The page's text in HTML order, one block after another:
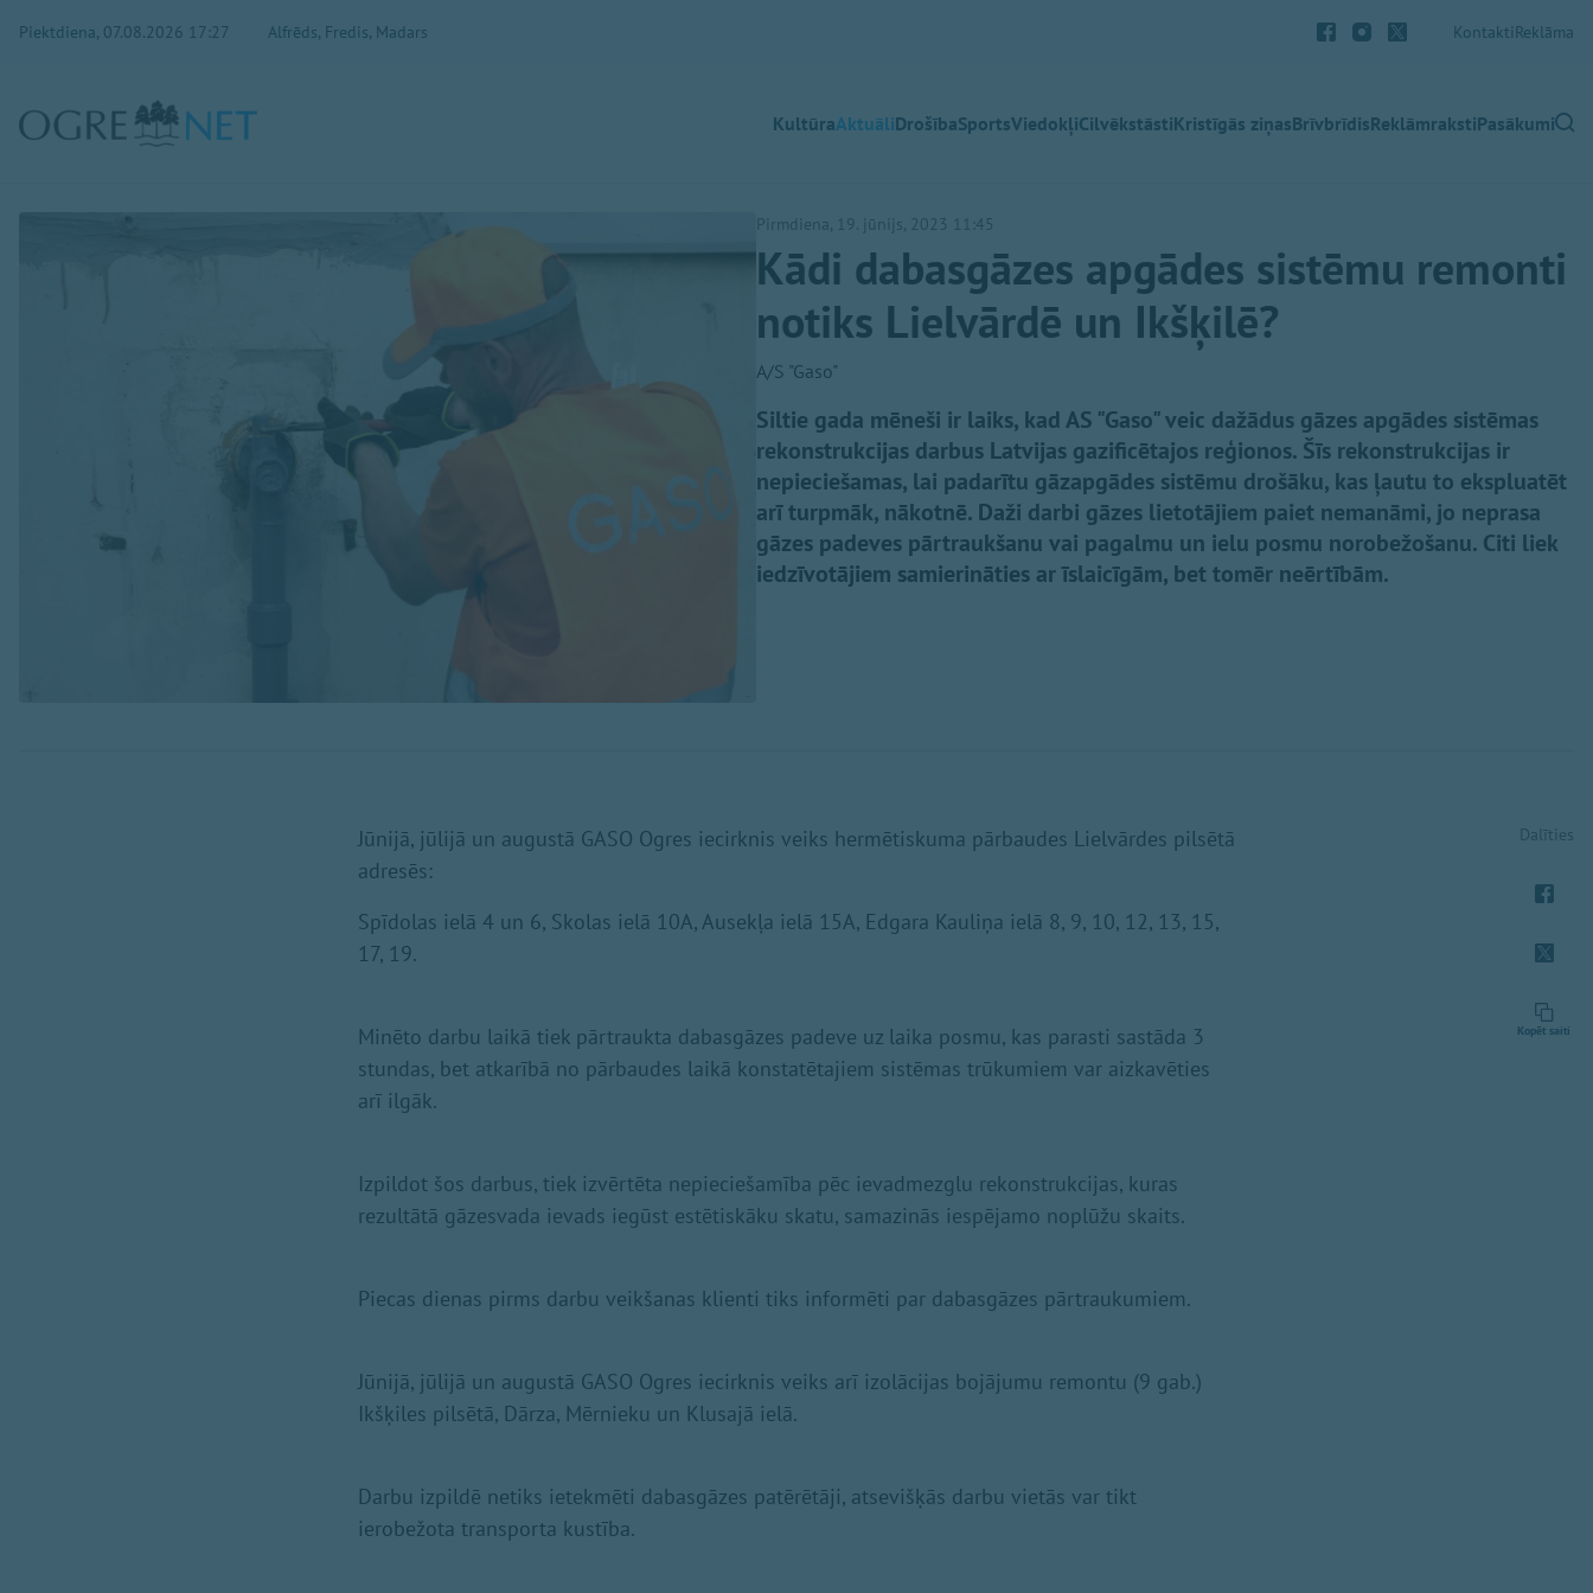
Piektdiena, 07.08.2026 17:27 Alfrēds, Fredis, Madars KontaktiReklāma
KultūraAktuāliDrošībaSportsViedokļiCilvēkstāstiKristīgās ziņasBrīvbrīdisReklāmrakstiPasākumi
Pirmdiena, 19. jūnijs, 2023 11:45
Kādi dabasgāzes apgādes sistēmu remonti
notiks Lielvārdē un Ikšķilē?
A/S "Gaso"
Siltie gada mēneši ir laiks, kad AS "Gaso" veic dažādus gāzes apgādes sistēmas
rekonstrukcijas darbus Latvijas gazificētajos reģionos. Šīs rekonstrukcijas ir
nepieciešamas, lai padarītu gāzapgādes sistēmu drošāku, kas ļautu to ekspluatēt
arī turpmāk, nākotnē. Daži darbi gāzes lietotājiem paiet nemanāmi, jo neprasa
gāzes padeves pārtraukšanu vai pagalmu un ielu posmu norobežošanu. Citi liek
iedzīvotājiem samierināties ar īslaicīgām, bet tomēr neērtībām.
Jūnijā, jūlijā un augustā GASO Ogres iecirknis veiks hermētiskuma pārbaudes Lielvārdes pilsētā
adresēs:
Spīdolas ielā 4 un 6, Skolas ielā 10A, Ausekļa ielā 15A, Edgara Kauliņa ielā 8, 9, 10, 12, 13, 15,
17, 19.
Minēto darbu laikā tiek pārtraukta dabasgāzes padeve uz laika posmu, kas parasti sastāda 3
stundas, bet atkarībā no pārbaudes laikā konstatētajiem sistēmas trūkumiem var aizkavēties
arī ilgāk.
Izpildot šos darbus, tiek izvērtēta nepieciešamība pēc ievadmezglu rekonstrukcijas, kuras
rezultātā gāzesvada ievads iegūst estētiskāku skatu, samazinās iespējamo noplūžu skaits.
Piecas dienas pirms darbu veikšanas klienti tiks informēti par dabasgāzes pārtraukumiem.
Jūnijā, jūlijā un augustā GASO Ogres iecirknis veiks arī izolācijas bojājumu remontu (9 gab.)
Ikšķiles pilsētā, Dārza, Mērnieku un Klusajā ielā.
Darbu izpildē netiks ietekmēti dabasgāzes patērētāji, atsevišķās darbu vietās var tikt
ierobežota transporta kustība.
Dalīties
Kopēt saiti